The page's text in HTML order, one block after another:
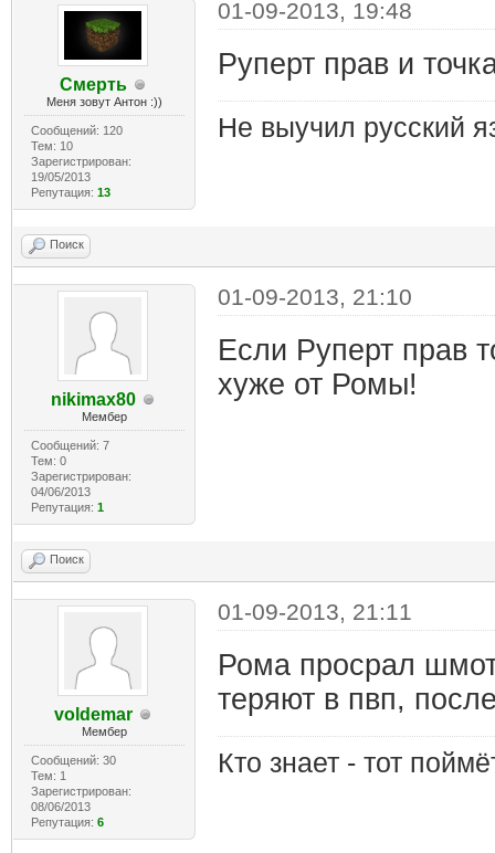
Смерть
Меня зовут Антон :))
Сообщений: 120
Тем: 10
Зарегистрирован:
19/05/2013
Репутация: 13
01-09-2013, 19:48
Руперт прав и
Не выучил русский
Поиск
nikimax80
Мембер
Сообщений: 7
Тем: 0
Зарегистрирован:
04/06/2013
Репутация: 1
01-09-2013, 21:10
Если Руперт прав
хуже от Ромы!
Поиск
voldemar
Мембер
Сообщений: 30
Тем: 1
Зарегистрирован:
08/06/2013
Репутация: 6
01-09-2013, 21:11
Рома просрал
теряют в пвп,
Кто знает - тот